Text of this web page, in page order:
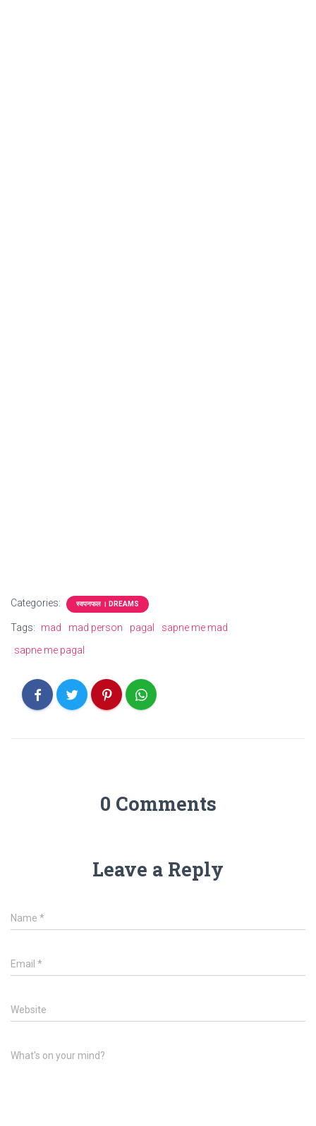
Categories: स्वपनफल । DREAMS
Tags: mad mad person pagal
sapne me mad
sapne me pagal
0 Comments
Leave a Reply
Name *
Email *
Website
What's on your mind?